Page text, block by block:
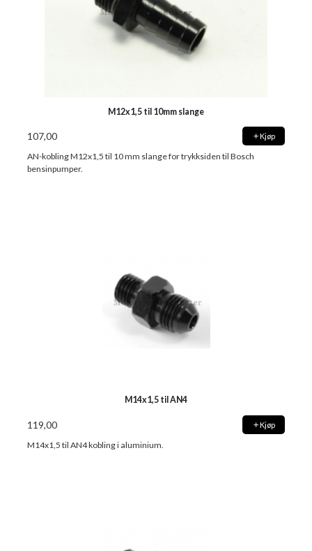
M12x1,5 til 10mm slange
107,00 Kjøp
AN-kobling M12x1,5 til 10 mm slange for trykksiden til Bosch
bensinpumper.
M14x1,5 til AN4
119,00 Kjøp
M14x1,5 til AN4 kobling i aluminium.